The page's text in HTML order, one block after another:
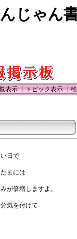
じゃん
表示┃トピック表示┃
日で
まには
が倍増しますよ。
気を付けて